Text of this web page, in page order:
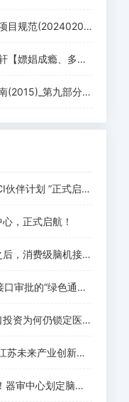
范(20240201版).xlsx
多次约炮、反复出轨】.pdf
的康复治疗 第六节 其他治疗方法的应用.pdf
脑机初创企业专属｜“ BCI伙伴计划 ”正式启动！
，正式启航！
脑控抓娃娃、脑控赛车之后，消费级脑机接口离爆发还差什么
18个月拿证之后：脑机接口审批的“绿色通道”没有想象中好走
融资井喷之下，脑机接口投资为何仍锁定医疗赛道
南京左右脑医疗获2026江苏未来产业创新创业大赛一等奖，系唯一获奖脑机接口项目！
起步两千万、36例临床！器审中心划定脑机接口三类证注册要求